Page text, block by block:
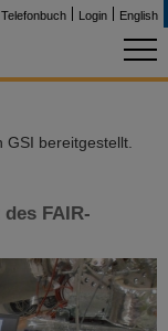
Telefonbuch Login English
bereitgestellt.
FAIR-